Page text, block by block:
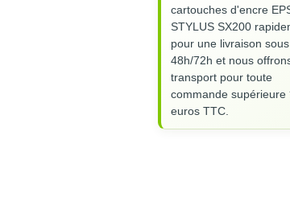
cartouches d'encre
STYLUS SX200
pour une livraison sous
48h/72h et nous
transport pour toute
commande supérieure
euros TTC.